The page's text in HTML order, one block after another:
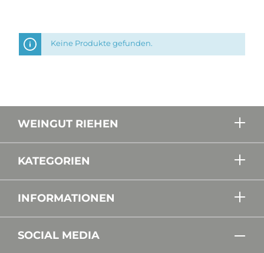
Keine Produkte gefunden.
WEINGUT RIEHEN
KATEGORIEN
INFORMATIONEN
SOCIAL MEDIA